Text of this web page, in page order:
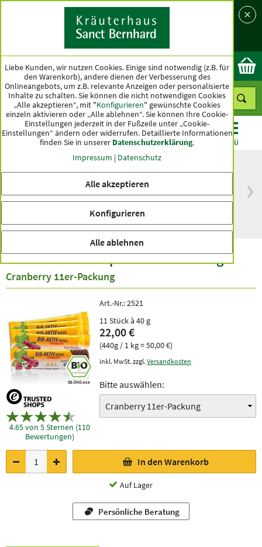
Land
Ok
KATEGORIEN ANGEBOTE TOPSELLER MENÜ
versandkostenfrei
innerhalb Deutschlands
Spitzenqualität seit
Sanct Bernhard Sport Bio-Aktiv-Riegel
Cranberry 11er-Packung
DE-ÖKO-005
4.65 von 5 Sternen (110
Bewertungen)
Art.-Nr.:2521
11 Stück à 40 g
22,00 €
(440g / 1 kg = 50,00 €)
inkl. MwSt. zzgl. Versandkosten
Bitte auswählen:
In den Warenkorb
Auf Lager
Persönliche Beratung
Liebe Kunden, wir nutzen Cookies. Einige sind notwendig (z.B. für
den Warenkorb), andere dienen der Verbesserung des
Onlineangebots, um z.B. relevante Anzeigen oder personalisierte
Inhalte zu schalten. Sie können die nicht notwendigen Cookies
„Alle akzeptieren“, mit "Konfigurieren" gewünschte Cookies
einzeln aktivieren oder „Alle ablehnen“. Sie können Ihre Cookie-
Einstellungen jederzeit in der Fußzeile unter „Cookie-
Einstellungen“ ändern oder widerrufen. Detaillierte Informationen
finden Sie in unserer Datenschutzerklärung.
Impressum | Datenschutz
Alle akzeptieren
Konfigurieren
Alle ablehnen